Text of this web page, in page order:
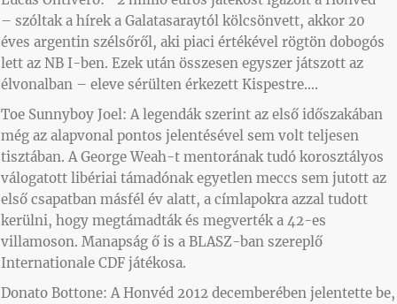
– szóltak a hírek a Galatasaraytól kölcsönvett, akkor 20
éves argentin szélsőről, aki piaci értékével rögtön dobogós
lett az NB I-ben. Ezek után összesen egyszer játszott az
élvonalban – eleve sérülten érkezett Kispestre….
Toe Sunnyboy Joel: A legendák szerint az első időszakában
még az alapvonal pontos jelentésével sem volt teljesen
tisztában. A George Weah-t mentorának tudó korosztályos
válogatott libériai támadónak egyetlen meccs sem jutott az
első csapatban másfél év alatt, a címlapokra azzal tudott
kerülni, hogy megtámadták és megverték a 42-es
villamoson. Manapság ő is a BLASZ-ban szereplő
Internationale CDF játékosa.
Donato Bottone: A Honvéd 2012 decemberében jelentette be,